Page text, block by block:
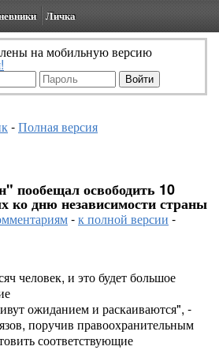
Личка
на мобильную версию
-Полная версия
пообещал освободить 10
ко дню независимости страны
-к полной версии -
человек, и это будет большое
ожиданием и раскаиваются", -
поручив правоохранительным
соответствующие